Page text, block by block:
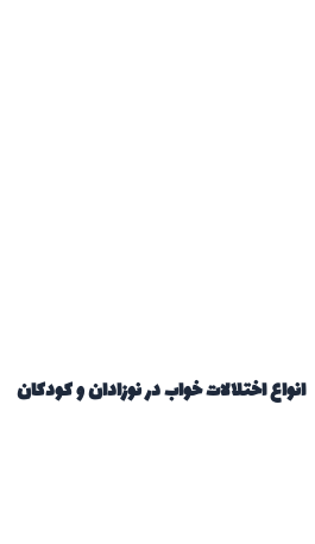
انواع اختلالات خواب در نوزادان و کودکان